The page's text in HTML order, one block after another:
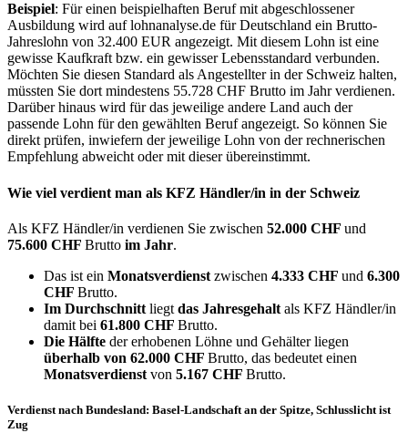
Beispiel: Für einen beispielhaften Beruf mit abgeschlossener
Ausbildung wird auf lohnanalyse.de für Deutschland ein Brutto-
Jahreslohn von 32.400 EUR angezeigt. Mit diesem Lohn ist eine
gewisse Kaufkraft bzw. ein gewisser Lebensstandard verbunden.
Möchten Sie diesen Standard als Angestellter in der Schweiz halten,
müssten Sie dort mindestens 55.728 CHF Brutto im Jahr verdienen.
Darüber hinaus wird für das jeweilige andere Land auch der
passende Lohn für den gewählten Beruf angezeigt. So können Sie
direkt prüfen, inwiefern der jeweilige Lohn von der rechnerischen
Empfehlung abweicht oder mit dieser übereinstimmt.
Wie viel verdient man als KFZ Händler/in in der Schweiz
Als KFZ Händler/in verdienen Sie zwischen 52.000 CHF und
75.600 CHF Brutto im Jahr.
Das ist ein Monatsverdienst zwischen 4.333 CHF und 6.300
CHF Brutto.
Im Durchschnitt liegt das Jahresgehalt als KFZ Händler/in
damit bei 61.800 CHF Brutto.
Die Hälfte der erhobenen Löhne und Gehälter liegen
überhalb von 62.000 CHF Brutto, das bedeutet einen
Monatsverdienst von 5.167 CHF Brutto.
Verdienst nach Bundesland: Basel-Landschaft an der Spitze, Schlusslicht ist
Zug